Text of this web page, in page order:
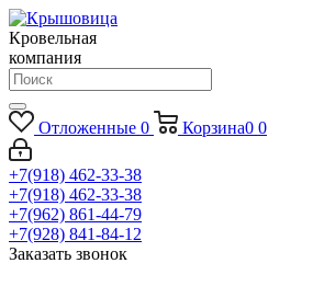
Кровельная
компания
Отложенные 0 Корзина0 0
+7(918) 462-33-38
+7(918) 462-33-38
+7(962) 861-44-79
+7(928) 841-84-12
Заказать звонок